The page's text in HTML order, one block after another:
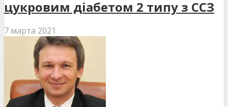
цукровим діабетом 2 типу з ССЗ
7 марта 2021